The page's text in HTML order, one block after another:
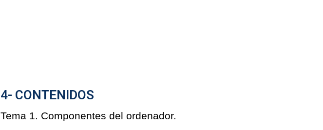
4- CONTENIDOS
Tema 1. Componentes del ordenador.